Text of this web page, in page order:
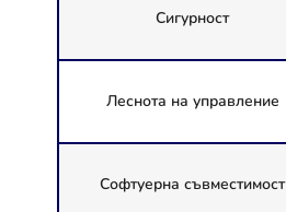
Сигурност
Леснота на управление
Софтуерна съвместимост